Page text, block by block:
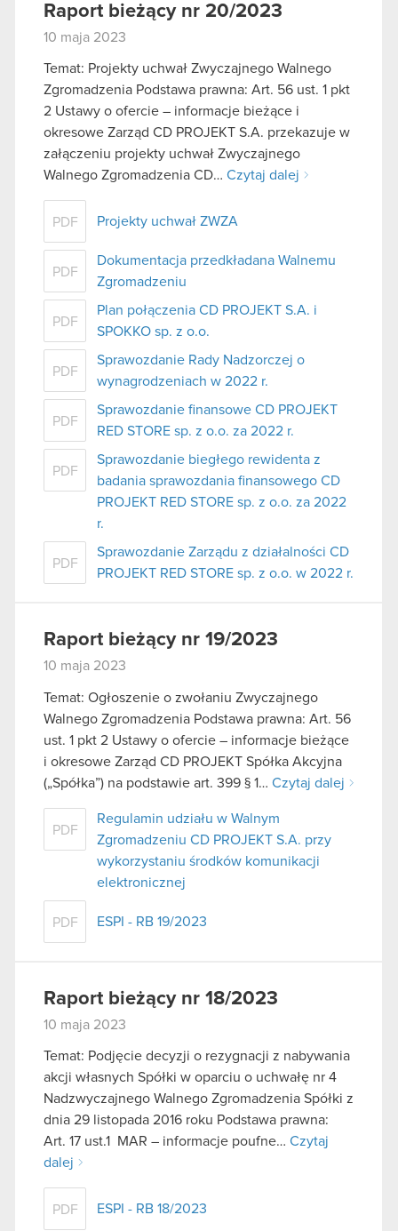
Raport bieżący nr 20/2023
10 maja 2023
Temat: Projekty uchwał Zwyczajnego Walnego
Zgromadzenia Podstawa prawna: Art. 56 ust. 1 pkt
2 Ustawy o ofercie – informacje bieżące i
okresowe Zarząd CD PROJEKT S.A. przekazuje w
załączeniu projekty uchwał Zwyczajnego
Walnego Zgromadzenia CD… Czytaj dalej
PDF Projekty uchwał ZWZA
PDF
Dokumentacja przedkładana Walnemu
Zgromadzeniu
PDF
Plan połączenia CD PROJEKT S.A. i
SPOKKO sp. z o.o.
PDF
Sprawozdanie Rady Nadzorczej o
wynagrodzeniach w 2022 r.
PDF
Sprawozdanie finansowe CD PROJEKT
RED STORE sp. z o.o. za 2022 r.
PDF
Sprawozdanie biegłego rewidenta z
badania sprawozdania finansowego CD
PROJEKT RED STORE sp. z o.o. za 2022
r.
PDF
Sprawozdanie Zarządu z działalności CD
PROJEKT RED STORE sp. z o.o. w 2022 r.
Raport bieżący nr 19/2023
10 maja 2023
Temat: Ogłoszenie o zwołaniu Zwyczajnego
Walnego Zgromadzenia Podstawa prawna: Art. 56
ust. 1 pkt 2 Ustawy o ofercie – informacje bieżące
i okresowe Zarząd CD PROJEKT Spółka Akcyjna
(„Spółka”) na podstawie art. 399 § 1… Czytaj dalej
PDF
Regulamin udziału w Walnym
Zgromadzeniu CD PROJEKT S.A. przy
wykorzystaniu środków komunikacji
elektronicznej
PDF ESPI - RB 19/2023
Raport bieżący nr 18/2023
10 maja 2023
Temat: Podjęcie decyzji o rezygnacji z nabywania
akcji własnych Spółki w oparciu o uchwałę nr 4
Nadzwyczajnego Walnego Zgromadzenia Spółki z
dnia 29 listopada 2016 roku Podstawa prawna:
Art. 17 ust.1 MAR – informacje poufne… Czytaj
dalej
PDF ESPI - RB 18/2023